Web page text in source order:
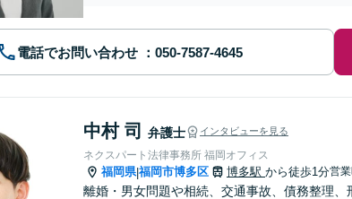
電話でお問い合わせ
中村 司 弁護士 インタビューを見る
ネクスパート法律事務所 福岡オフィス
福岡県|福岡市博多区 博多駅 から徒歩1分営
離婚・男女問題や相続、交通事故、債務整理